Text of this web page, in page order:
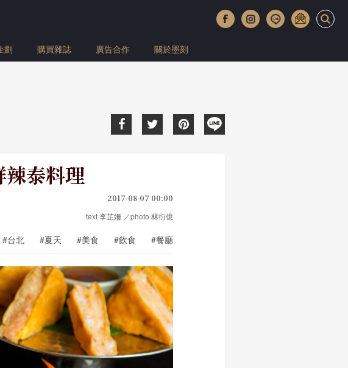
劃 購買雜誌 廣告合作 關於墨刻
泰料理
2017-08-07 00:00
text 李芷姍 ／photo 林衍億
#台北 #夏天 #美食 #飲食 #餐廳